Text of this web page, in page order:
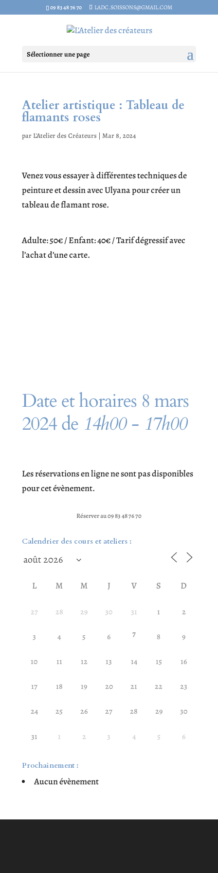
09 83 48 76 70 LADC.SOISSONS@GMAIL.COM
Sélectionner une page
Atelier artistique : Tableau de
flamants roses
par L'Atelier des Créateurs | Mar 8, 2024
Venez vous essayer à différentes techniques de
peinture et dessin avec Ulyana pour créer un
tableau de flamant rose.
Adulte: 50€ / Enfant: 40€ / Tarif dégressif avec
l’achat d’une carte.
Date et horaires 8 mars
2024 de 14h00 - 17h00
Les réservations en ligne ne sont pas disponibles
pour cet évènement.
Réserver au 09 83 48 76 70
Calendrier des cours et ateliers :
L M M J V S D
27 28 29 30 31 1 2
3 4 5 6 7 8 9
10 11 12 13 14 15 16
17 18 19 20 21 22 23
24 25 26 27 28 29 30
31 1 2 3 4 5 6
Prochainement :
Aucun évènement